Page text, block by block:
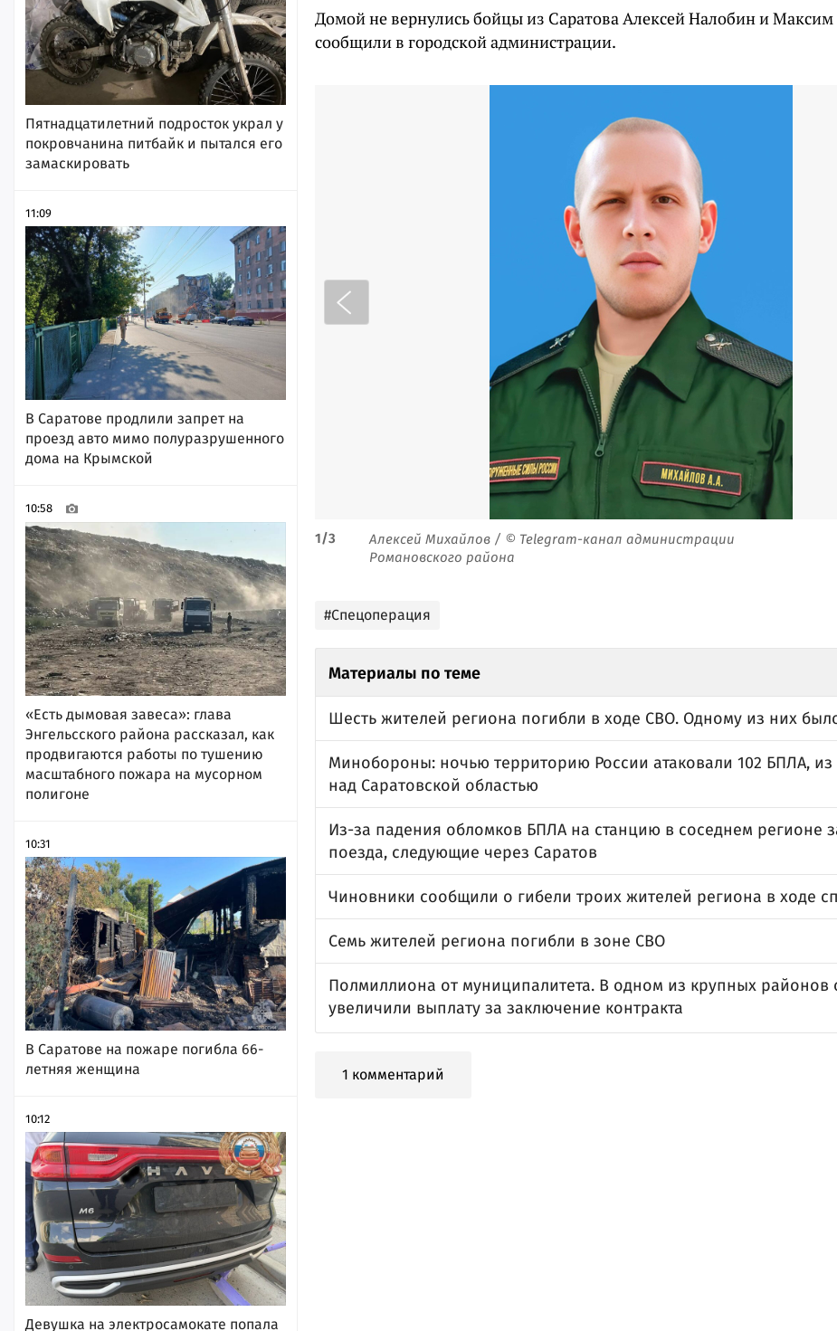
Пятнадцатилетний подросток украл у
покровчанина питбайк и пытался его
замаскировать
11:09
В Саратове продлили запрет на
проезд авто мимо полуразрушенного
дома на Крымской
10:58
«Есть дымовая завеса»: глава
Энгельсского района рассказал, как
продвигаются работы по тушению
масштабного пожара на мусорном
полигоне
10:31
В Саратове на пожаре погибла 66-
летняя женщина
10:12
Девушка на электросамокате попала
Домой не вернулись бойцы из Саратова Алексей Налобин и
сообщили в городской администрации.
1/3
Алексей Михайлов / © Telegram-канал администрации
Романовского района
#Спецоперация
Материалы по теме
Шесть жителей региона погибли в ходе СВО. Одному из них
Минобороны: ночью территорию России атаковали 102 БПЛА, из
над Саратовской областью
Из-за падения обломков БПЛА на станцию в соседнем регионе
поезда, следующие через Саратов
Чиновники сообщили о гибели троих жителей региона в ходе
Семь жителей региона погибли в зоне СВО
Полмиллиона от муниципалитета. В одном из крупных районов
увеличили выплату за заключение контракта
1 комментарий